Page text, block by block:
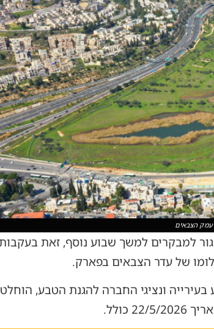
הצבאים
למבקרים למשך שבוע נוסף, זאת
של עדר הצבאים בפארק.
ונציגי החברה להגנת הטבע,